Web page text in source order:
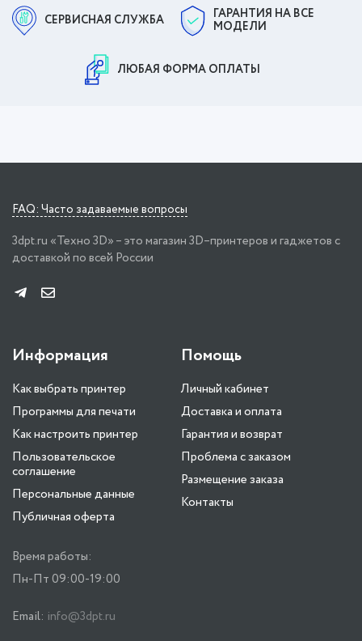
СЕРВИСНАЯ СЛУЖБА
ГАРАНТИЯ НА ВСЕ
МОДЕЛИ
ЛЮБАЯ ФОРМА ОПЛАТЫ
FAQ: Часто задаваемые вопросы
3dpt.ru «Техно 3D» – это магазин 3D–принтеров и гаджетов с
доставкой по всей России
Информация
Как выбрать принтер
Программы для печати
Как настроить принтер
Пользовательское
соглашение
Персональные данные
Публичная оферта
Помощь
Личный кабинет
Доставка и оплата
Гарантия и возврат
Проблема с заказом
Размещение заказа
Контакты
Время работы:
Пн-Пт 09:00-19:00
Email: info@3dpt.ru